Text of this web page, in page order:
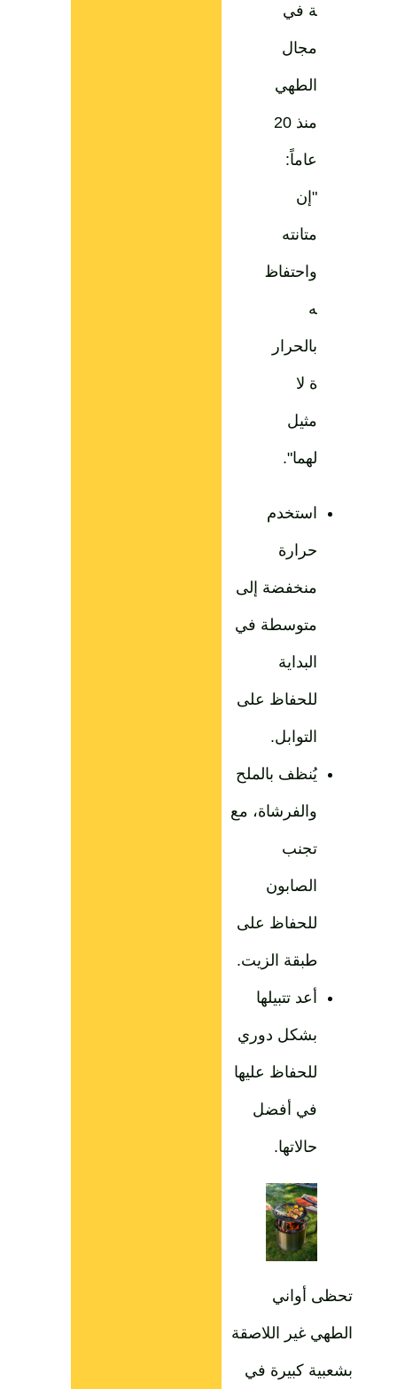
ة في
مجال
الطهي
منذ 20
عاماً:
متانته
واحتفاظ
بالحرار
مثيل
لهما".
استخدم
حرارة
منخفضة إلى
متوسطة في
البداية
للحفاظ على
التوابل.
يُنظف بالملح
والفرشاة، مع
تجنب
الصابون
للحفاظ على
طبقة الزيت.
أعد تتبيلها
بشكل دوري
للحفاظ عليها
في أفضل
حالاتها.
تحظى أواني
الطهي غير اللاصقة
بشعبية كبيرة في